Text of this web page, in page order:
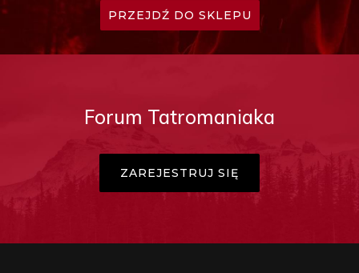
PRZEJDŹ DO SKLEPU
Forum Tatromaniaka
ZAREJESTRUJ SIĘ